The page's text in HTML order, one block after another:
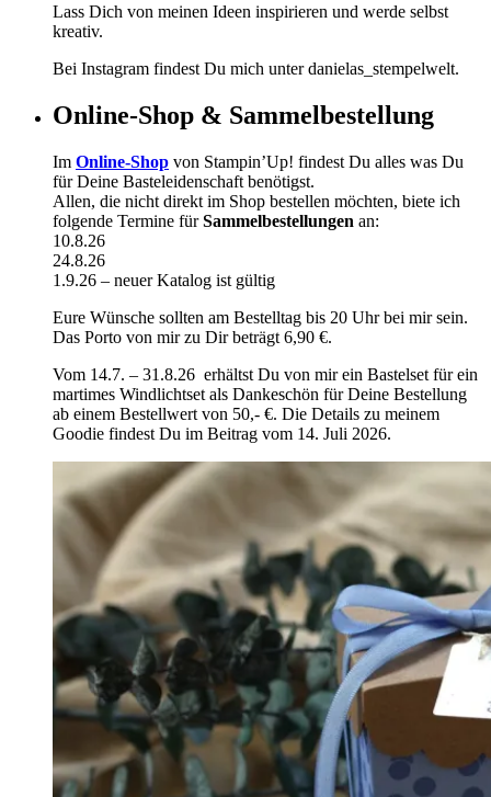
Lass Dich von meinen Ideen inspirieren und werde selbst
kreativ.
Bei Instagram findest Du mich unter danielas_stempelwelt.
Online-Shop & Sammelbestellung
Im Online-Shop von Stampin’Up! findest Du alles was Du
für Deine Basteleidenschaft benötigst.
Allen, die nicht direkt im Shop bestellen möchten, biete ich
folgende Termine fürSammelbestellungen an:
10.8.26
24.8.26
1.9.26 – neuer Katalog ist gültig
Eure Wünsche sollten am Bestelltag bis 20 Uhr bei mir sein.
Das Porto von mir zu Dir beträgt 6,90 €.
Vom 14.7. – 31.8.26 erhältst Du von mir ein Bastelset für ein
martimes Windlichtset als Dankeschön für Deine Bestellung
ab einem Bestellwert von 50,- €. Die Details zu meinem
Goodie findest Du im Beitrag vom 14. Juli 2026.